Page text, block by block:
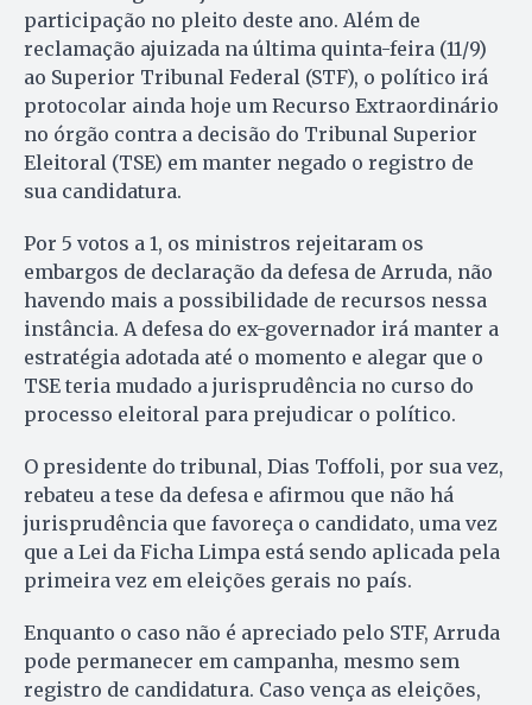
participação no pleito deste ano. Além de
reclamação ajuizada na última quinta-feira (11/9)
ao Superior Tribunal Federal (STF), o político irá
protocolar ainda hoje um Recurso Extraordinário
no órgão contra a decisão do Tribunal Superior
Eleitoral (TSE) em manter negado o registro de
sua candidatura.
Por 5 votos a 1, os ministros rejeitaram os
embargos de declaração da defesa de Arruda, não
havendo mais a possibilidade de recursos nessa
instância. A defesa do ex-governador irá manter a
estratégia adotada até o momento e alegar que o
TSE teria mudado a jurisprudência no curso do
processo eleitoral para prejudicar o político.
O presidente do tribunal, Dias Toffoli, por sua vez,
rebateu a tese da defesa e afirmou que não há
jurisprudência que favoreça o candidato, uma vez
que a Lei da Ficha Limpa está sendo aplicada pela
primeira vez em eleições gerais no país.
Enquanto o caso não é apreciado pelo STF, Arruda
pode permanecer em campanha, mesmo sem
registro de candidatura. Caso vença as eleições,